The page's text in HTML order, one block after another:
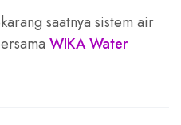
saatnya sistem air
WIKA Water